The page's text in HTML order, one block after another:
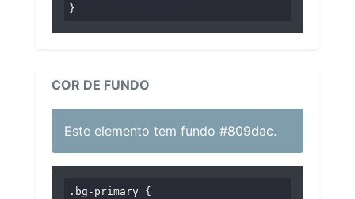
}
COR DE FUNDO
Este elemento tem fundo #809dac.
.bg-primary {